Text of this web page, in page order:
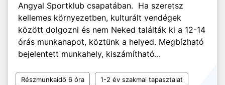
Angyal Sportklub csapatában. Ha szeretsz
kellemes környezetben, kulturált vendégek
között dolgozni és nem Neked találták ki a 12-14
órás munkanapot, köztünk a helyed. Megbízható
bejelentett munkahely, kiszámítható...
Részmunkaidő 6 óra 1-2 év szakmai tapasztalat